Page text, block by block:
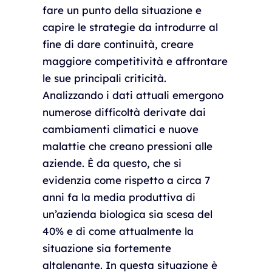
fare un punto della situazione e
capire le strategie da introdurre al
fine di dare continuità, creare
maggiore competitività e affrontare
le sue principali criticità.
Analizzando i dati attuali emergono
numerose difficoltà derivate dai
cambiamenti climatici e nuove
malattie che creano pressioni alle
aziende. È da questo, che si
evidenzia come rispetto a circa 7
anni fa la media produttiva di
un’azienda biologica sia scesa del
40% e di come attualmente la
situazione sia fortemente
altalenante. In questa situazione è